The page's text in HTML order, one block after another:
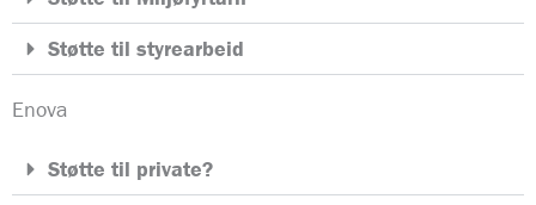
Støtte til styrearbeid
Enova
Støtte til private?